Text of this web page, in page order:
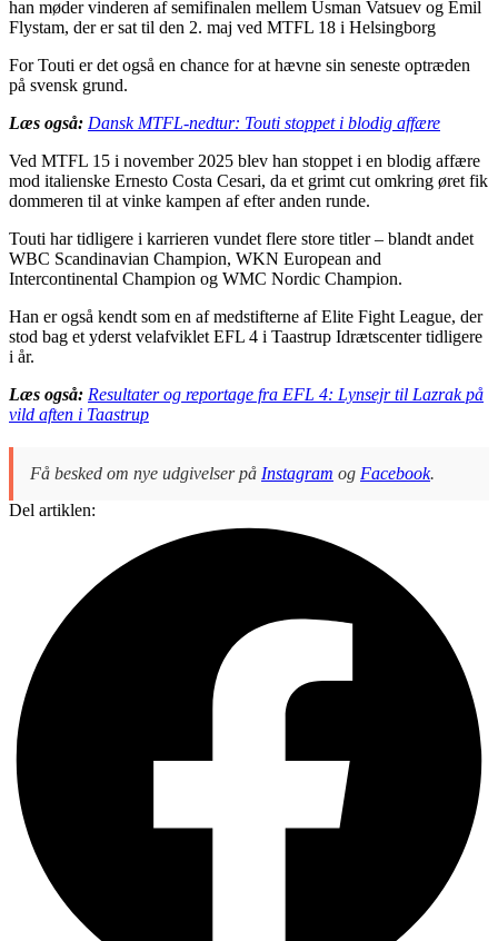
han møder vinderen af semifinalen mellem Usman Vatsuev og Emil
Flystam, der er sat til den 2. maj ved MTFL 18 i Helsingborg
For Touti er det også en chance for at hævne sin seneste optræden
på svensk grund.
Læs også: Dansk MTFL-nedtur: Touti stoppet i blodig affære
Ved MTFL 15 i november 2025 blev han stoppet i en blodig affære
mod italienske Ernesto Costa Cesari, da et grimt cut omkring øret fik
dommeren til at vinke kampen af efter anden runde.
Touti har tidligere i karrieren vundet flere store titler – blandt andet
WBC Scandinavian Champion, WKN European and
Intercontinental Champion og WMC Nordic Champion.
Han er også kendt som en af medstifterne af Elite Fight League, der
stod bag et yderst velafviklet EFL 4 i Taastrup Idrætscenter tidligere
i år.
Læs også: Resultater og reportage fra EFL 4: Lynsejr til Lazrak på
vild aften i Taastrup
Få besked om nye udgivelser på Instagram og Facebook.
Del artiklen: